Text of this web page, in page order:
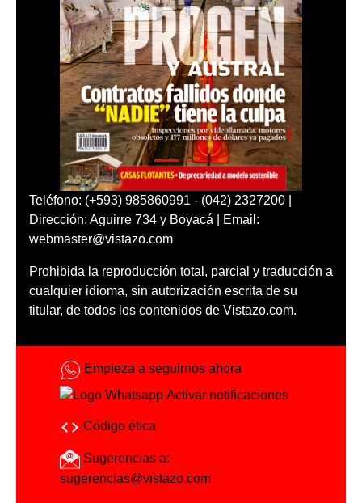
Teléfono: (+593) 985860991 - (042) 2327200 |
Dirección: Aguirre 734 y Boyacá | Email:
webmaster@vistazo.com
Prohibida la reproducción total, parcial y traducción a
cualquier idioma, sin autorización escrita de su
titular, de todos los contenidos de Vistazo.com.
Empieza a seguirnos ahora
Activar notificaciones
Código ética
Sugerencias a:
sugerencias@vistazo.com